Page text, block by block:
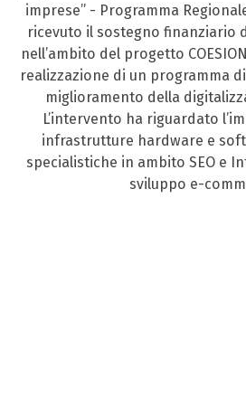
imprese” - Programma Regionale
ricevuto il sostegno finanziario
nell’ambito del progetto
realizzazione di un programma
miglioramento della
L’intervento ha riguardato
infrastrutture hardware e
specialistiche in ambito SEO e
sviluppo e-